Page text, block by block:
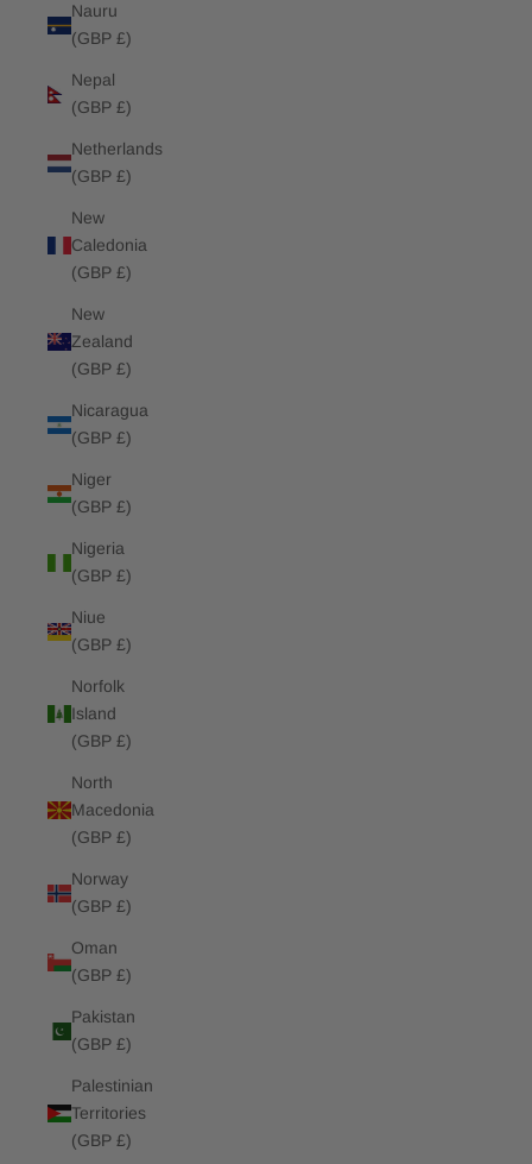
Nauru
(GBP £)
Nepal
(GBP £)
Netherlands
(GBP £)
New
Caledonia
(GBP £)
New
Zealand
(GBP £)
Nicaragua
(GBP £)
Niger
(GBP £)
Nigeria
(GBP £)
Niue
(GBP £)
Norfolk
Island
(GBP £)
North
Macedonia
(GBP £)
Norway
(GBP £)
Oman
(GBP £)
Pakistan
(GBP £)
Palestinian
Territories
(GBP £)